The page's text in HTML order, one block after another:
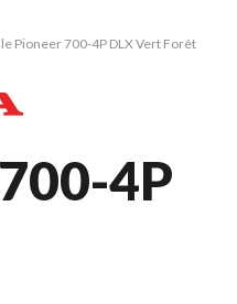
Pioneer 700-4P DLX Vert Forêt
4P